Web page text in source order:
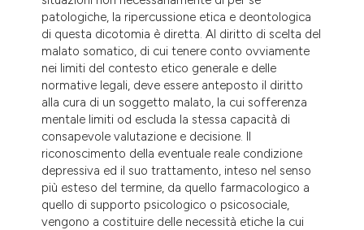
patologiche, la ripercussione etica e deontologica
di questa dicotomia è diretta. Al diritto di scelta del
malato somatico, di cui tenere conto ovviamente
nei limiti del contesto etico generale e delle
normative legali, deve essere anteposto il diritto
alla cura di un soggetto malato, la cui sofferenza
mentale limiti od escluda la stessa capacità di
consapevole valutazione e decisione. Il
riconoscimento della eventuale reale condizione
depressiva ed il suo trattamento, inteso nel senso
più esteso del termine, da quello farmacologico a
quello di supporto psicologico o psicosociale,
vengono a costituire delle necessità etiche la cui